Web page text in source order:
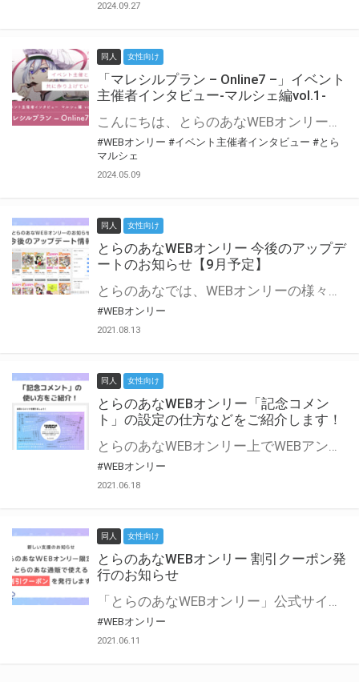
2024.09.27
同人 女性向け
「マレシルプラン – Online7 –」イベント
主催者インタビュー-マルシェ編vol.1-
こんにちは、とらのあなWEBオンリー運営スタッフです。 新たにお届けする、イベント主催者インタビュー-マルシェ編-は、 とらのあなWEBオンリー「マルシェ」をご利用した主催様に 「マルシェ」を使って開催した感想や心がけをお聞きする企画です。 今回は、WEBオンリー開催7回目迎えた「マレシルプラン – Online7 –」より、 主催の玉川うた様にお話を伺いました。 ▼マレシルプランのインタビュー前回記事 「イベント主催者インタビュー vol.6」はこちら 協力：玉川うた様（マレシルプラン実行委員会 代表）／イベント公式Twitter（@mallesil_plan） とらのあなWEBオンリー「マルシェ」とは？ WEBオンリーでリアルタイムでコミュニケーションがとれるオンライン会場です。
#WEBオンリー #イベント主催者インタビュー #とら
マルシェ
2024.05.09
同人 女性向け
とらのあなWEBオンリー 今後のアップデ
ートのお知らせ【9月予定】
とらのあなでは、WEBオンリーの様々な支援を実施しています。 今回は2021年9月に実装を予定しているアップデート情報についてご紹介いたします。 とらのあなWEBオンリーサイトはこちら
#WEBオンリー
2021.08.13
同人 女性向け
とらのあなWEBオンリー「記念コメン
ト」の設定の仕方などをご紹介します！
とらのあなWEBオンリー上でWEBアンソロジーが作成できる「記念コメント」について、その使い方や作成手順を解説します！ 支援タイプを「サークル参加型」「サークル参加型・マルシェ(イベント会場)機能付き」でお申し込みいただいている主催者様はぜひご活用ください♪ とらのあなWEBオンリーサイトはこちら
#WEBオンリー
2021.06.18
同人 女性向け
とらのあなWEBオンリー 割引クーポン発
行のお知らせ
「とらのあなWEBオンリー」公式サイトでとらのあな通販の「割引クーポン」を配布中！ イベントごとに開催当日限定で使える割引クーポンのシリアルコードを発行します。 とらのあなWEBオンリーのページをチェックして、イベント当日にお得にお買い物を楽しみましょう♪ ※本キャンペーンは予告なく終了する場合がございます。 とらのあなWEBオンリーサイトはこちら
#WEBオンリー
2021.06.11